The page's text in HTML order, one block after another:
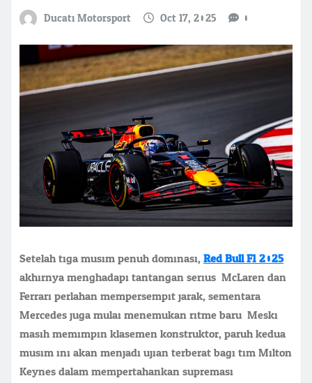
Ducati Motorsport Oct 17, 2025 0
Setelah tiga musim penuh dominasi,Red Bull F1 2025
akhirnya menghadapi tantangan serius. McLaren dan
Ferrari perlahan mempersempit jarak, sementara
Mercedes juga mulai menemukan ritme baru. Meski
masih memimpin klasemen konstruktor, paruh kedua
musim ini akan menjadi ujian terberat bagi tim Milton
Keynes dalam mempertahankan supremasi.